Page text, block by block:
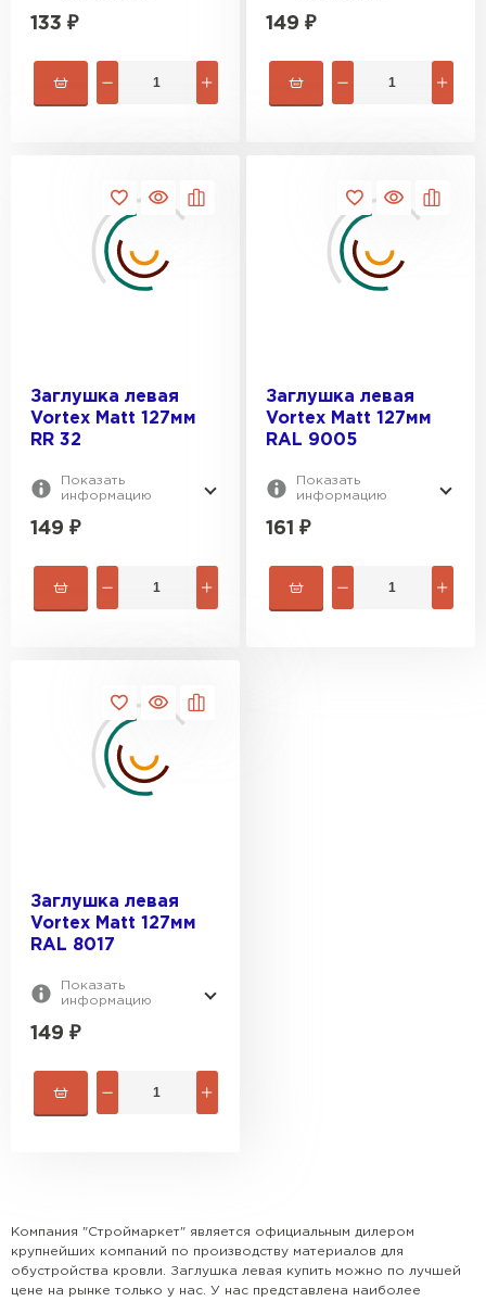
133 ₽ 149 ₽
Заглушка левая
Vortex Matt 127мм
RR 32
Показать
информацию
149 ₽
Заглушка левая
Vortex Matt 127мм
RAL 9005
Показать
информацию
161 ₽
Заглушка левая
Vortex Matt 127мм
RAL 8017
Показать
информацию
149 ₽
Компания "Строймаркет" является официальным дилером
крупнейших компаний по производству материалов для
обустройства кровли. Заглушка левая купить можно по лучшей
цене на рынке только у нас. У нас представлена наиболее
Рулонная кровля
ПЕРЕЙТИ
Керамическая черепица
ПЕРЕЙТИ